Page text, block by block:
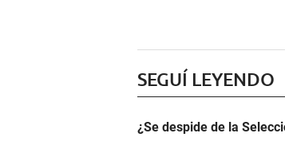
SEGUÍ LEYENDO
¿Se despide de la